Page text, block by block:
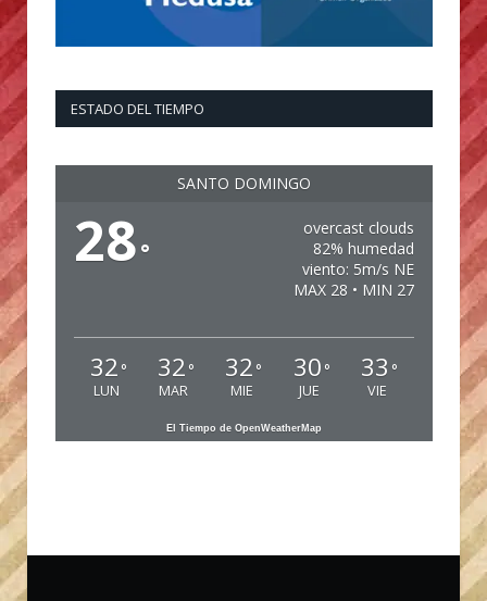
ESTADO DEL TIEMPO
SANTO DOMINGO
28°
overcast clouds
82% humedad
viento: 5m/s NE
MAX 28 • MIN 27
32 °
LUN
32 °
MAR
32 °
MIE
30 °
JUE
33 °
VIE
El Tiempo de OpenWeatherMap